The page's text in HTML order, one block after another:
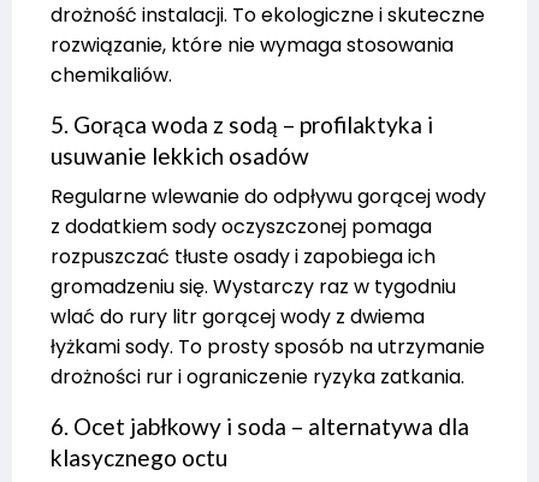
drożność instalacji. To ekologiczne i skuteczne
rozwiązanie, które nie wymaga stosowania
chemikaliów.
5. Gorąca woda z sodą – profilaktyka i
usuwanie lekkich osadów
Regularne wlewanie do odpływu gorącej wody
z dodatkiem sody oczyszczonej pomaga
rozpuszczać tłuste osady i zapobiega ich
gromadzeniu się. Wystarczy raz w tygodniu
wlać do rury litr gorącej wody z dwiema
łyżkami sody. To prosty sposób na utrzymanie
drożności rur i ograniczenie ryzyka zatkania.
6. Ocet jabłkowy i soda – alternatywa dla
klasycznego octu